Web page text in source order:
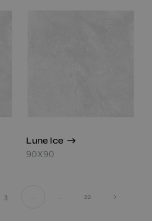
Lune Ice
90X90
3 22 ›